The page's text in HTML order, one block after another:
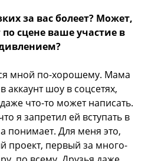
за вас болеет? Может,
по сцене ваше участие в
мной по-хорошему. Мама
аккаунт шоу в соцсетях,
что-то может написать.
я запретил ей вступать в
понимает. Для меня это,
проект, первый за много-